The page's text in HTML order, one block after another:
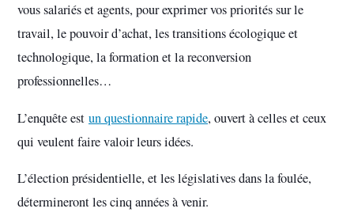
vous salariés et agents, pour exprimer vos priorités sur le
travail, le pouvoir d’achat, les transitions écologique et
technologique, la formation et la reconversion
professionnelles…
L’enquête est un questionnaire rapide, ouvert à celles et ceux
qui veulent faire valoir leurs idées.
L’élection présidentielle, et les législatives dans la foulée,
détermineront les cinq années à venir.